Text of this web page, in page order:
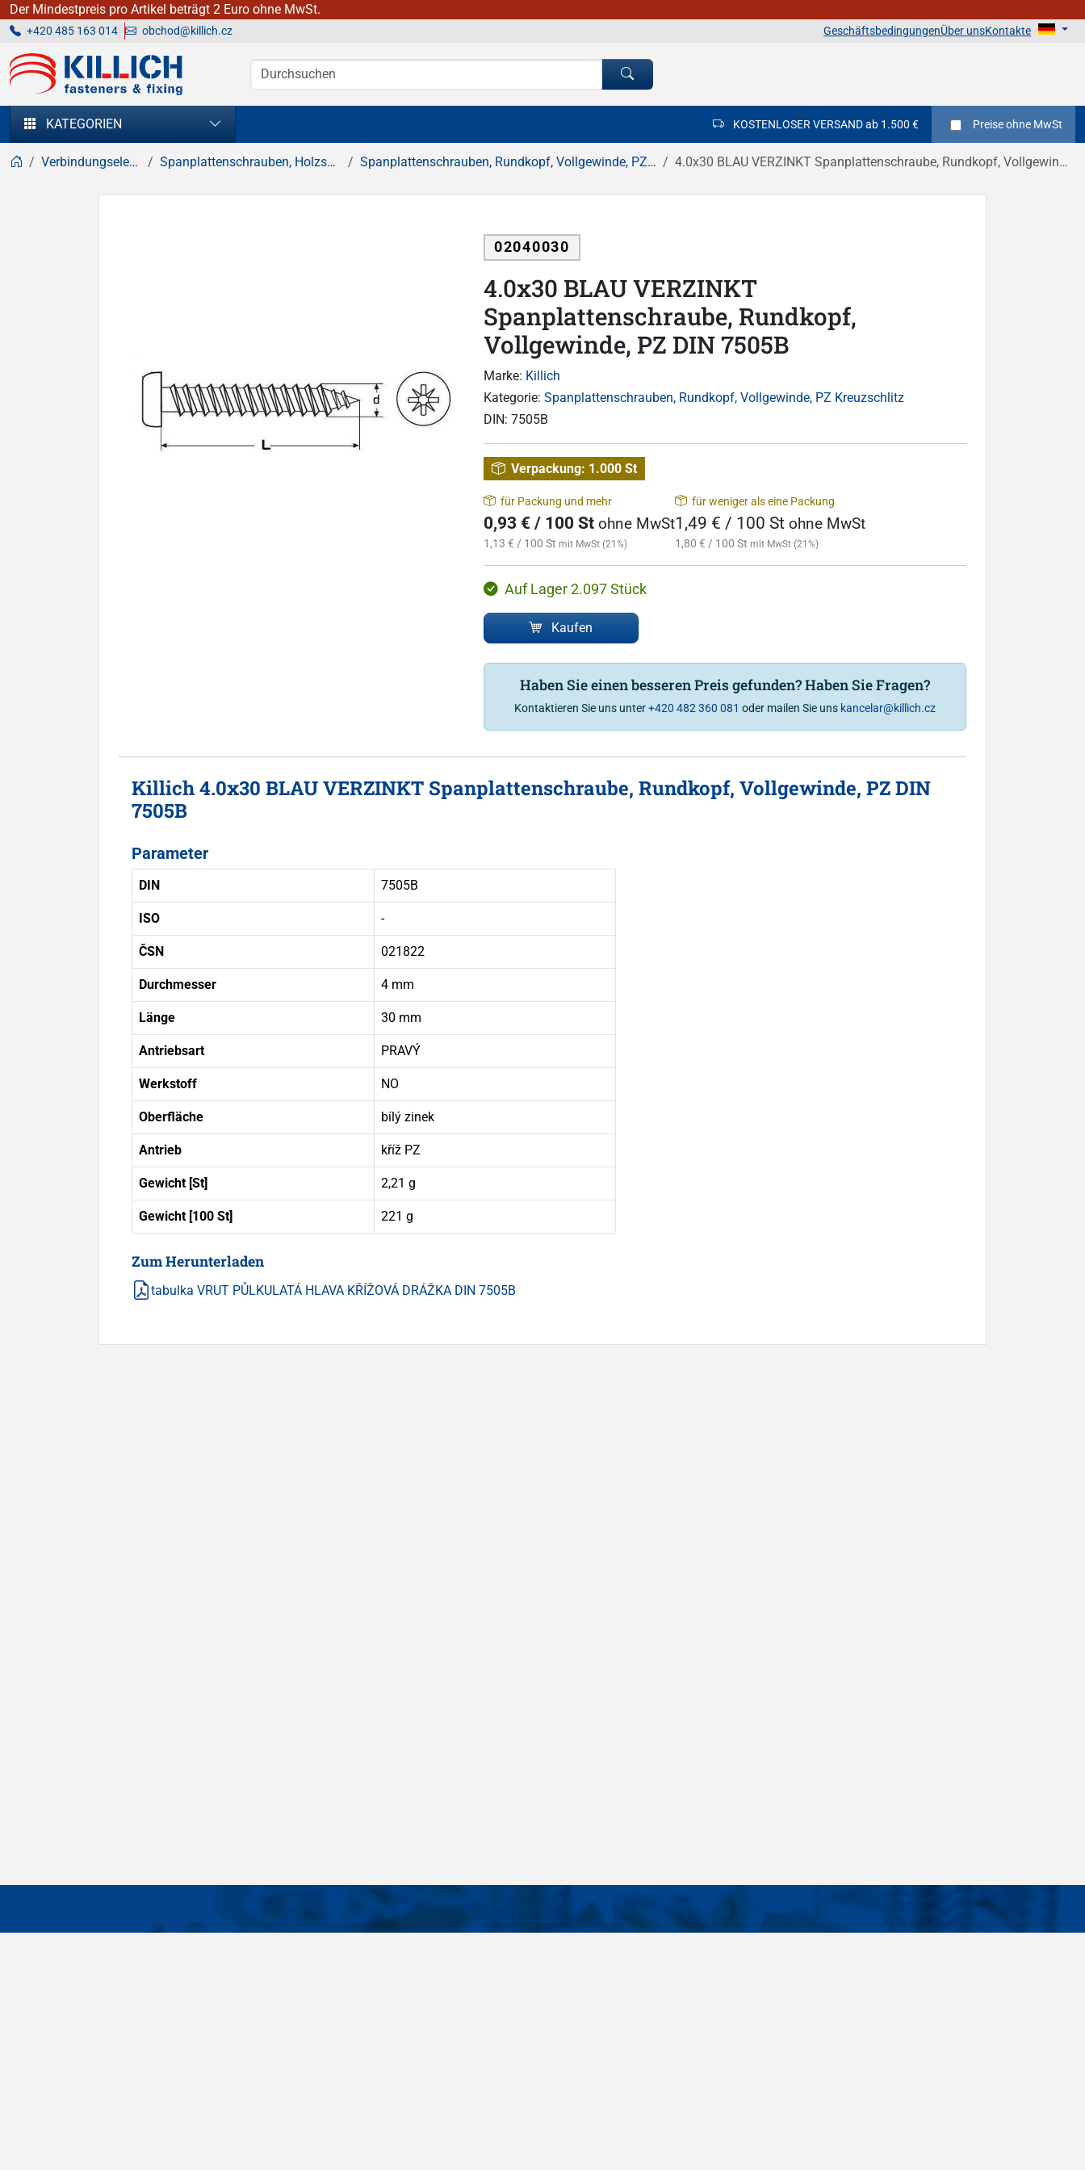
Der Mindestpreis pro Artikel beträgt 2 Euro ohne MwSt.
+420 485 163 014 obchod@killich.cz GeschäftsbedingungenÜber unsKontakte
KILLICH - Verbindungselemente
KATEGORIEN KOSTENLOSER VERSAND ab 1.500 € Preiseohne MwSt
Verbindungselemente Spanplattenschrauben, Holzschrauben Spanplattenschrauben, Rundkopf, Vollgewinde, PZ Kreuzschlitz 4.0x30 BLAU VERZINKT Spanplattenschraube, Rundkopf, Vollgewinde, PZ DIN 7505B
02040030
4.0x30 BLAU VERZINKT
Spanplattenschraube, Rundkopf,
Vollgewinde, PZ DIN 7505B
Marke: Killich
Kategorie: Spanplattenschrauben, Rundkopf, Vollgewinde, PZ Kreuzschlitz
DIN: 7505B
Verpackung: 1.000 St
für Packung und mehr
0,93 € / 100 St ohne MwSt
1,13 € / 100 St mit MwSt (21%)
für weniger als eine Packung
1,49 € / 100 St ohne MwSt
1,80 € / 100 St mit MwSt (21%)
Auf Lager 2.097 Stück
Kaufen
Haben Sie einen besseren Preis gefunden? Haben Sie Fragen?
Kontaktieren Sie uns unter+420 482 360 081 oder mailen Sie uns kancelar@killich.cz
Killich 4.0x30 BLAU VERZINKT Spanplattenschraube, Rundkopf, Vollgewinde, PZ DIN
7505B
Parameter
DIN 7505B
ISO -
ČSN 021822
Durchmesser 4 mm
Länge 30 mm
Antriebsart PRAVÝ
Werkstoff NO
Oberfläche bílý zinek
Antrieb kříž PZ
Gewicht [St] 2,21 g
Gewicht [100 St] 221 g
Zum Herunterladen
tabulka VRUT PŮLKULATÁ HLAVA KŘÍŽOVÁ DRÁŽKA DIN 7505B